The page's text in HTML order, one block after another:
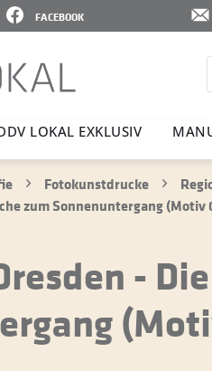
FACEBOOK
LOKAL EXKLUSIV
Fotokunstdrucke
zum Sonnenuntergang (Motiv
-